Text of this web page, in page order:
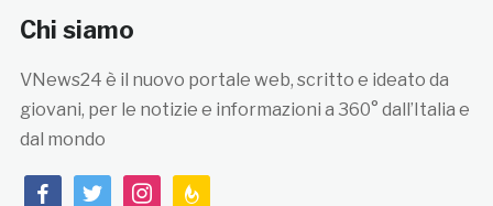
Chi siamo
VNews24 è il nuovo portale web, scritto e ideato da
giovani, per le notizie e informazioni a 360° dall’Italia e
dal mondo
facebooktwitterinstagramfeedburner